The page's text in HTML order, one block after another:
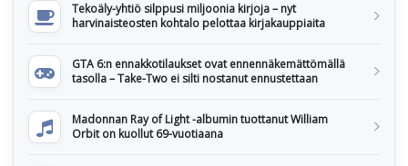
Tekoäly-yhtiö silppusi miljoonia kirjoja – nyt
harvinaisteosten kohtalo pelottaa kirjakauppiaita
GTA 6:n ennakkotilaukset ovat ennennäkemättömällä
tasolla – Take-Two ei silti nostanut ennustettaan
Madonnan Ray of Light -albumin tuottanut William
Orbit on kuollut 69-vuotiaana